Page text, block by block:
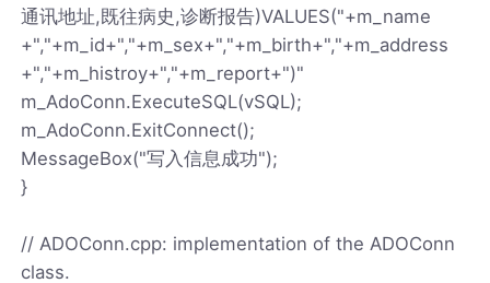
通讯地址,既往病史,诊断报告)VALUES("+m_name
+","+m_id+","+m_sex+","+m_birth+","+m_address
+","+m_histroy+","+m_report+")"
m_AdoConn.ExecuteSQL(vSQL);
m_AdoConn.ExitConnect();
MessageBox("写入信息成功");
}
// ADOConn.cpp: implementation of the ADOConn
class.